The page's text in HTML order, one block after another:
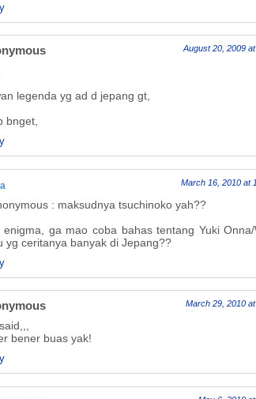
August 20, 2009
legenda yg ad d jepang gt,
bnget,
March 16, 2010 at
: maksudnya tsuchinoko yah??
enigma, ga mao coba bahas tentang Yuki Onna/
yg ceritanya banyak di Jepang??
March 29, 2010
bener buas yak!